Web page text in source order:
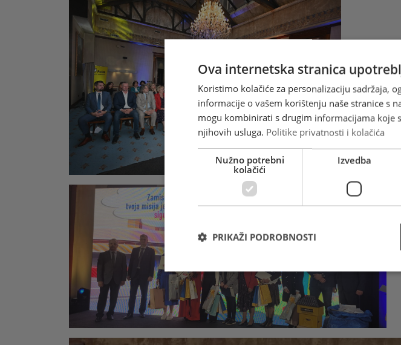
Ova internetska stranica
Koristimo kolačiće za personalizaciju sadržaja,
informacije o vašem korištenju naše stranice s
mogu kombinirati s drugim informacijama koje
njihovih usluga. Politike privatnosti i kolačića
Nužno potrebni
kolačići
Izvedba
PRIKAŽI PODROBNOSTI